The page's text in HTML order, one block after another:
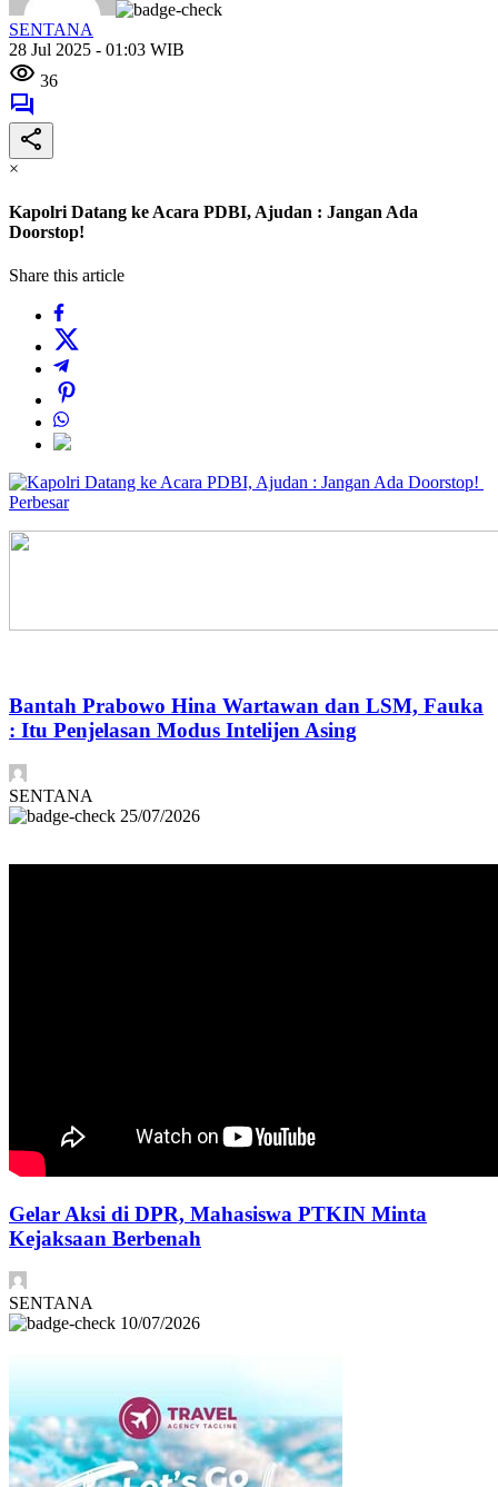
SENTANA
28 Jul 2025 - 01:03 WIB
36
×
Kapolri Datang ke Acara PDBI, Ajudan : Jangan Ada
Doorstop!
Share this article
Perbesar
Bantah Prabowo Hina Wartawan dan LSM, Fauka
: Itu Penjelasan Modus Intelijen Asing
SENTANA
25/07/2026
Gelar Aksi di DPR, Mahasiswa PTKIN Minta
Kejaksaan Berbenah
SENTANA
10/07/2026